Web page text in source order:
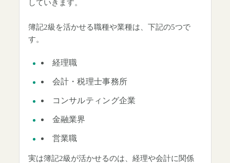
していきます。
簿記2級を活かせる職種や業種は、下記の5つで
す。
経理職
会計・税理士事務所
コンサルティング企業
金融業界
営業職
実は簿記2級が活かせるのは、経理や会計に関係